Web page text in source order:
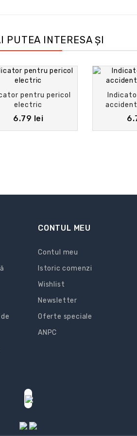
PUTEA INTERESA ȘI
pentru pericol
electric
6.79 lei
CONTUL MEU
Contul meu
Istoric comenzi
Wishlist
Newsletter
Oferte speciale
ANPC